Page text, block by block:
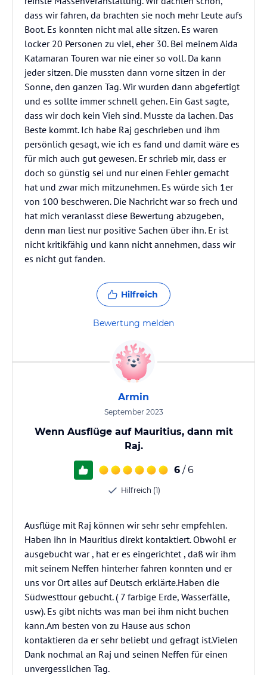
dass wir fahren, da brachten sie noch mehr Leute aufs
Boot. Es konnten nicht mal alle sitzen. Es waren
locker 20 Personen zu viel, eher 30. Bei meinem Aida
Katamaran Touren war nie einer so voll. Da kann
jeder sitzen. Die mussten dann vorne sitzen in der
Sonne, den ganzen Tag. Wir wurden dann abgefertigt
und es sollte immer schnell gehen. Ein Gast sagte,
dass wir doch kein Vieh sind. Musste da lachen. Das
Beste kommt. Ich habe Raj geschrieben und ihm
persönlich gesagt, wie ich es fand und damit wäre es
für mich auch gut gewesen. Er schrieb mir, dass er
doch so günstig sei und nur einen Fehler gemacht
hat und zwar mich mitzunehmen. Es würde sich 1er
von 100 beschweren. Die Nachricht war so frech und
hat mich veranlasst diese Bewertung abzugeben,
denn man liest nur positive Sachen über ihn. Er ist
nicht kritikfähig und kann nicht annehmen, dass wir
es nicht gut fanden.
Hilfreich
Bewertung melden
Armin
September 2023
Wenn Ausflüge auf Mauritius, dann mit
Raj.
6 / 6
Hilfreich (1)
Ausflüge mit Raj können wir sehr sehr empfehlen.
Haben ihn in Mauritius direkt kontaktiert. Obwohl er
ausgebucht war , hat er es eingerichtet , daß wir ihm
mit seinem Neffen hinterher fahren konnten und er
uns vor Ort alles auf Deutsch erklärte.Haben die
Südwesttour gebucht. ( 7 farbige Erde, Wasserfälle,
usw). Es gibt nichts was man bei ihm nicht buchen
kann.Am besten von zu Hause aus schon
kontaktieren da er sehr beliebt und gefragt ist.Vielen
Dank nochmal an Raj und seinen Neffen für einen
unvergesslichen Tag.